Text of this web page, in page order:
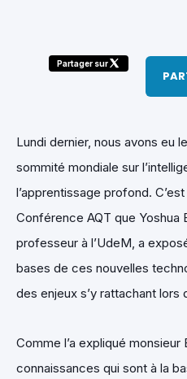
Partager sur
Lundi dernier, nous avons eu
sommité mondiale sur
l’apprentissage profond.
Conférence AQT que
professeur à l’UdeM, a
bases de ces nouvelles
des enjeux s’y rattachant lors
Comme l’a expliqué
connaissances qui sont à la